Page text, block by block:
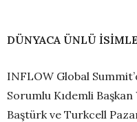
DÜNYACA ÜNLÜ
INFLOW Global
Sorumlu Kıdemli
Baştürk ve Turkcell